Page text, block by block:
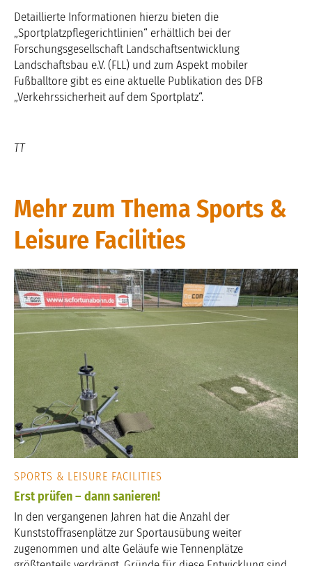
Detaillierte Informationen hierzu bieten die
„Sportplatzpflegerichtlinien“ erhältlich bei der
Forschungsgesellschaft Landschaftsentwicklung
Landschaftsbau e.V. (FLL) und zum Aspekt mobiler
Fußballtore gibt es eine aktuelle Publikation des DFB
„Verkehrssicherheit auf dem Sportplatz“.
TT
Mehr zum Thema Sports &
Leisure Facilities
SPORTS & LEISURE FACILITIES
Erst prüfen – dann sanieren!
In den vergangenen Jahren hat die Anzahl der
Kunststoffrasenplätze zur Sportausübung weiter
zugenommen und alte Geläufe wie Tennenplätze